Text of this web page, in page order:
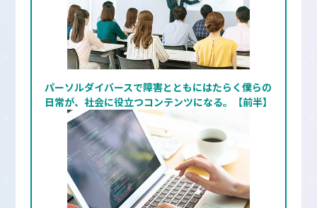
パーソルダイバースで障害とともにはたらく僕らの
日常が、社会に役立つコンテンツになる。【前半】